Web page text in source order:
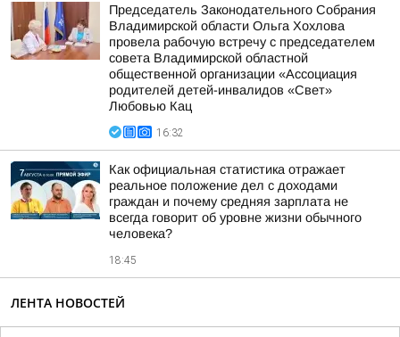
Председатель Законодательного Собрания
Владимирской области Ольга Хохлова
провела рабочую встречу с председателем
совета Владимирской областной
общественной организации «Ассоциация
родителей детей-инвалидов «Свет»
Любовью Кац
16:32
Как официальная статистика отражает
реальное положение дел с доходами
граждан и почему средняя зарплата не
всегда говорит об уровне жизни обычного
человека?
18:45
ЛЕНТА НОВОСТЕЙ